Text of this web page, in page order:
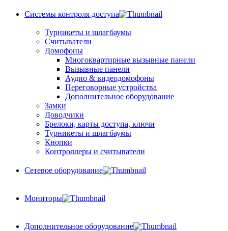
Системы контроля доступа
Турникеты и шлагбаумы
Cчитыватели
Домофоны
Многоквартирные вызывные панели
Вызывные панели
Аудио & видеодомофоны
Переговорные устройства
Дополнительное оборудование
Замки
Доводчики
Брелоки, карты доступа, ключи
Турникеты и шлагбаумы
Кнопки
Контроллеры и считыватели
Сетевое оборудование
Мониторы
Дополнительное оборудование